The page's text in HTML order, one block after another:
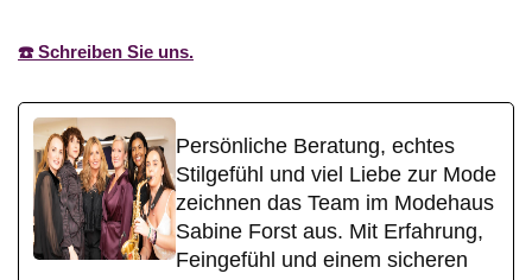
☎️ Schreiben Sie uns.
Persönliche Beratung, echtes
Stilgefühl und viel Liebe zur Mode
zeichnen das Team im Modehaus
Sabine Forst aus. Mit Erfahrung,
Feingefühl und einem sicheren